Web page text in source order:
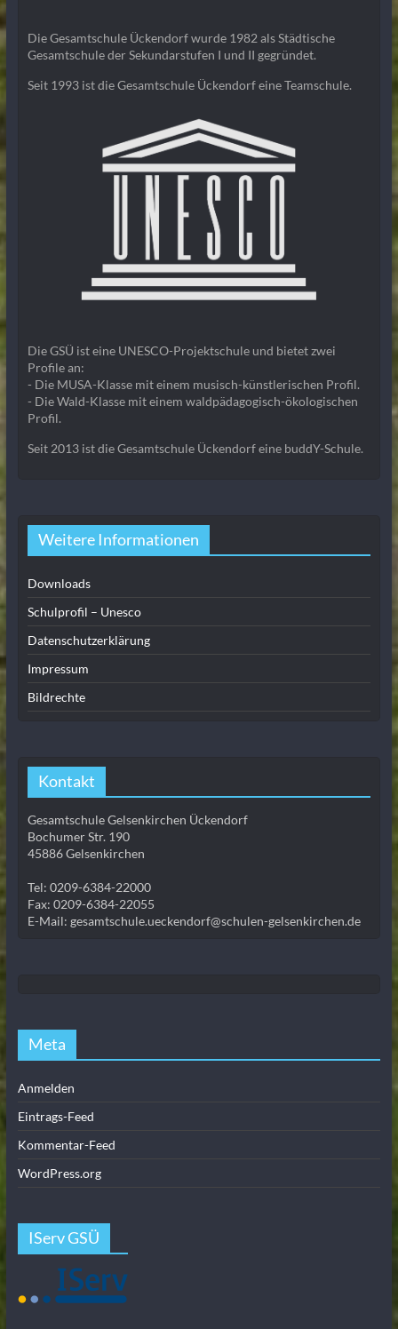
Die Gesamtschule Ückendorf wurde 1982 als Städtische
Gesamtschule der Sekundarstufen I und II gegründet.
Seit 1993 ist die Gesamtschule Ückendorf eine Teamschule.
Die GSÜ ist eine UNESCO-Projektschule und bietet zwei
Profile an:
- Die MUSA-Klasse mit einem musisch-künstlerischen Profil.
- Die Wald-Klasse mit einem waldpädagogisch-ökologischen
Profil.
Seit 2013 ist die Gesamtschule Ückendorf eine buddY-Schule.
Weitere Informationen
Downloads
Schulprofil – Unesco
Datenschutzerklärung
Impressum
Bildrechte
Kontakt
Gesamtschule Gelsenkirchen Ückendorf
Bochumer Str. 190
45886 Gelsenkirchen
Tel: 0209-6384-22000
Fax: 0209-6384-22055
E-Mail: gesamtschule.ueckendorf@schulen-gelsenkirchen.de
Meta
Anmelden
Eintrags-Feed
Kommentar-Feed
WordPress.org
IServ GSÜ